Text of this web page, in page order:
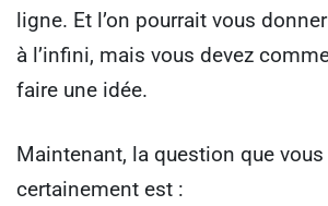
ligne. Et l’on pourrait vous
à l’infini, mais vous devez
faire une idée.
Maintenant, la question que
certainement est :